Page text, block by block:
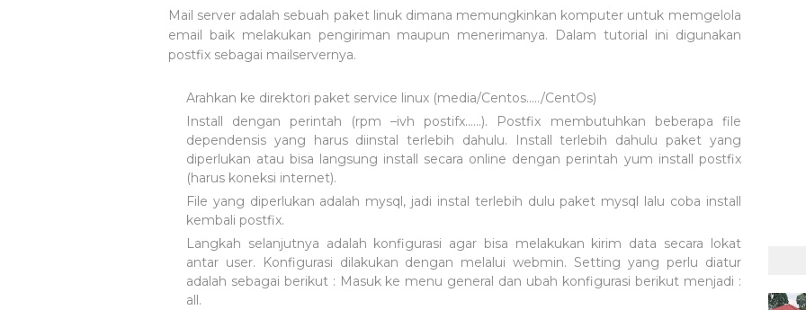
Mail server adalah sebuah paket linuk dimana memungkinkan komputer untuk memgelola
email baik melakukan pengiriman maupun menerimanya. Dalam tutorial ini digunakan
postfix sebagai mailservernya.
Arahkan ke direktori paket service linux (media/Centos...../CentOs)
Install dengan perintah (rpm –ivh postifx......). Postfix membutuhkan beberapa file
dependensis yang harus diinstal terlebih dahulu. Install terlebih dahulu paket yang
diperlukan atau bisa langsung install secara online dengan perintah yum install postfix
(harus koneksi internet).
File yang diperlukan adalah mysql, jadi instal terlebih dulu paket mysql lalu coba install
kembali postfix.
Langkah selanjutnya adalah konfigurasi agar bisa melakukan kirim data secara lokat
antar user. Konfigurasi dilakukan dengan melalui webmin. Setting yang perlu diatur
adalah sebagai berikut : Masuk ke menu general dan ubah konfigurasi berikut menjadi :
all.